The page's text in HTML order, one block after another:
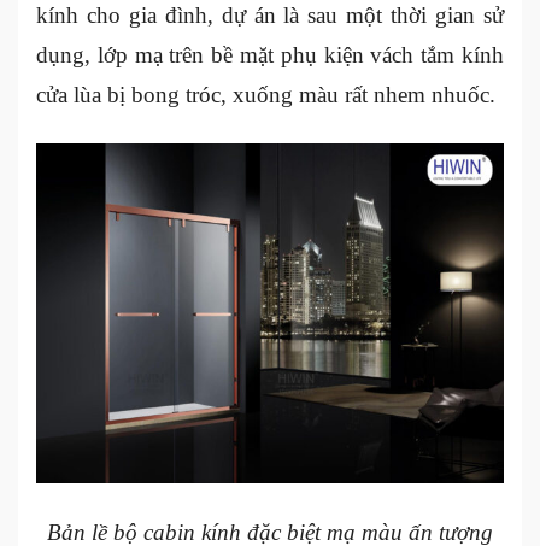
kính cho gia đình, dự án là sau một thời gian sử
dụng, lớp mạ trên bề mặt phụ kiện vách tắm kính
cửa lùa bị bong tróc, xuống màu rất nhem nhuốc.
Bản lề bộ cabin kính đặc biệt mạ màu ấn tượng